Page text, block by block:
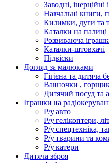
Заводні, інерційні
Навчальні книги,
Килимки, дуги та
Каталки на палиці
Розвиваюча
Каталки-штовхачі
Підвіски
Догляд за малюками
Гігієна та дитяча
Ванночки ,
Дитячий посуд та
Іграшки на
Р/у авто
Р/у гелікоптери,
Р/у спецтехніка,
Р/у тварини та
Р/у катери
Дитяча зброя